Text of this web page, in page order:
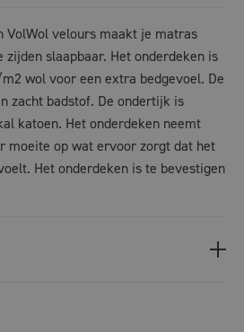
VolWol velours maakt je matras
zijden slaapbaar. Het onderdeken is
wol voor een extra bedgevoel. De
zacht badstof. De ondertijk is
katoen. Het onderdeken neemt
moeite op wat ervoor zorgt dat het
Het onderdeken is te bevestigen